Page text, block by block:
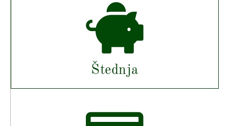
Štednja